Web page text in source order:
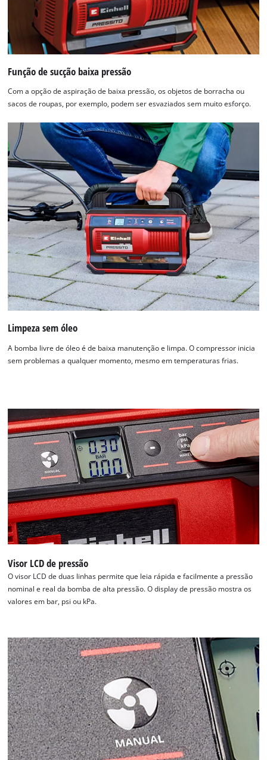
Precisamos do seu consentimento para
carregar o serviço Google Maps!
This content is not permitted to load due
to trackers that are not disclosed to the
visitor. The website owner needs to setup
the site with their CMP to add this content
to the list of technologies used.
Management Platform
Função de sucção baixa pressão
Com a opção de aspiração de baixa pressão, os objetos de borracha ou
sacos de roupas, por exemplo, podem ser esvaziados sem muito esforço.
Limpeza sem óleo
A bomba livre de óleo é de baixa manutenção e limpa. O compressor inicia
sem problemas a qualquer momento, mesmo em temperaturas frias.
Visor LCD de pressão
O visor LCD de duas linhas permite que leia rápida e facilmente a pressão
nominal e real da bomba de alta pressão. O display de pressão mostra os
valores em bar, psi ou kPa.